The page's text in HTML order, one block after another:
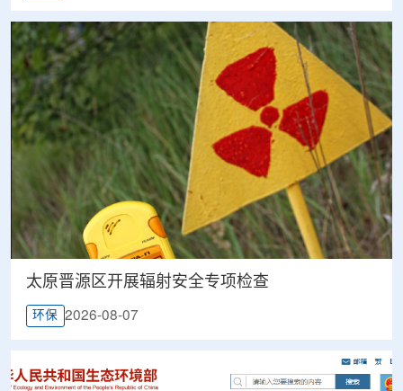
太原晋源区开展辐射安全专项检查
环保 2026-08-07